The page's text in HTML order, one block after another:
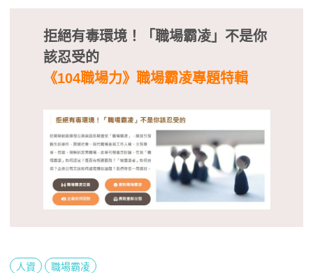
拒絕有毒環境！
「職場霸凌」不是你
該忍受的
《104職場力》職場霸凌專題特輯
人資 職場霸凌